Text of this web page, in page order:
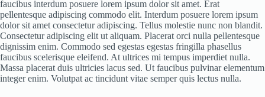
faucibus interdum posuere lorem ipsum dolor sit amet. Erat
pellentesque adipiscing commodo elit. Interdum posuere lorem ipsum
dolor sit amet consectetur adipiscing. Tellus molestie nunc non blandit.
Consectetur adipiscing elit ut aliquam. Placerat orci nulla pellentesque
dignissim enim. Commodo sed egestas egestas fringilla phasellus
faucibus scelerisque eleifend. At ultrices mi tempus imperdiet nulla.
Massa placerat duis ultricies lacus sed. Ut faucibus pulvinar elementum
integer enim. Volutpat ac tincidunt vitae semper quis lectus nulla.